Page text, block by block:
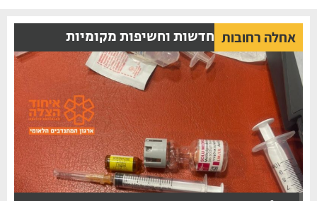
אחלה רחובות חדשות וחשיפות מקומיות